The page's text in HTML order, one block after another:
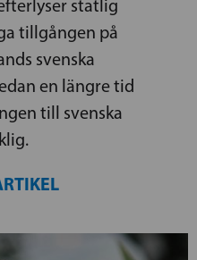
statlig
tillgången på
svenska
en längre tid
till svenska